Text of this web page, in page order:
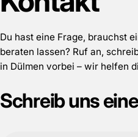
Du hast eine Frage, brauchst
beraten lassen? Ruf an,
in Dülmen vorbei – wir helfen
Schreibunseine